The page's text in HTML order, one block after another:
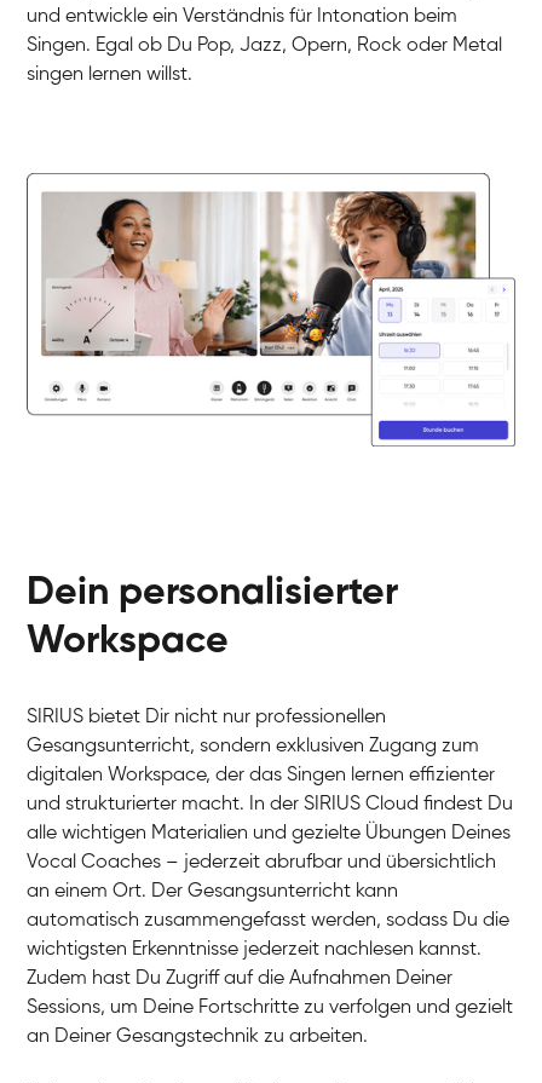
Gesang / Vocal
und entwickle ein Verständnis für Intonation beim
Singen. Egal ob Du Pop, Jazz, Opern, Rock oder Metal
singen lernen willst.
Dein personalisierter
Workspace
SIRIUS bietet Dir nicht nur professionellen
Gesangsunterricht, sondern exklusiven Zugang zum
digitalen Workspace, der das Singen lernen effizienter
und strukturierter macht. In der SIRIUS Cloud findest Du
alle wichtigen Materialien und gezielte Übungen Deines
Vocal Coaches – jederzeit abrufbar und übersichtlich
an einem Ort. Der Gesangsunterricht kann
automatisch zusammengefasst werden, sodass Du die
wichtigsten Erkenntnisse jederzeit nachlesen kannst.
Zudem hast Du Zugriff auf die Aufnahmen Deiner
Sessions, um Deine Fortschritte zu verfolgen und gezielt
an Deiner Gesangstechnik zu arbeiten.